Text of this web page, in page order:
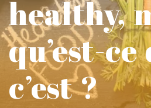
healthy,
qu’est-ce
c’est ?